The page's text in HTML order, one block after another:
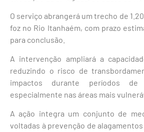
O serviço abrangerá um trecho de
foz no Rio Itanhaém, com prazo
para conclusão.
A intervenção ampliará a
reduzindo o risco de
impactos durante períodos de
especialmente nas áreas mais
A ação integra um conjunto de
voltadas à prevenção de